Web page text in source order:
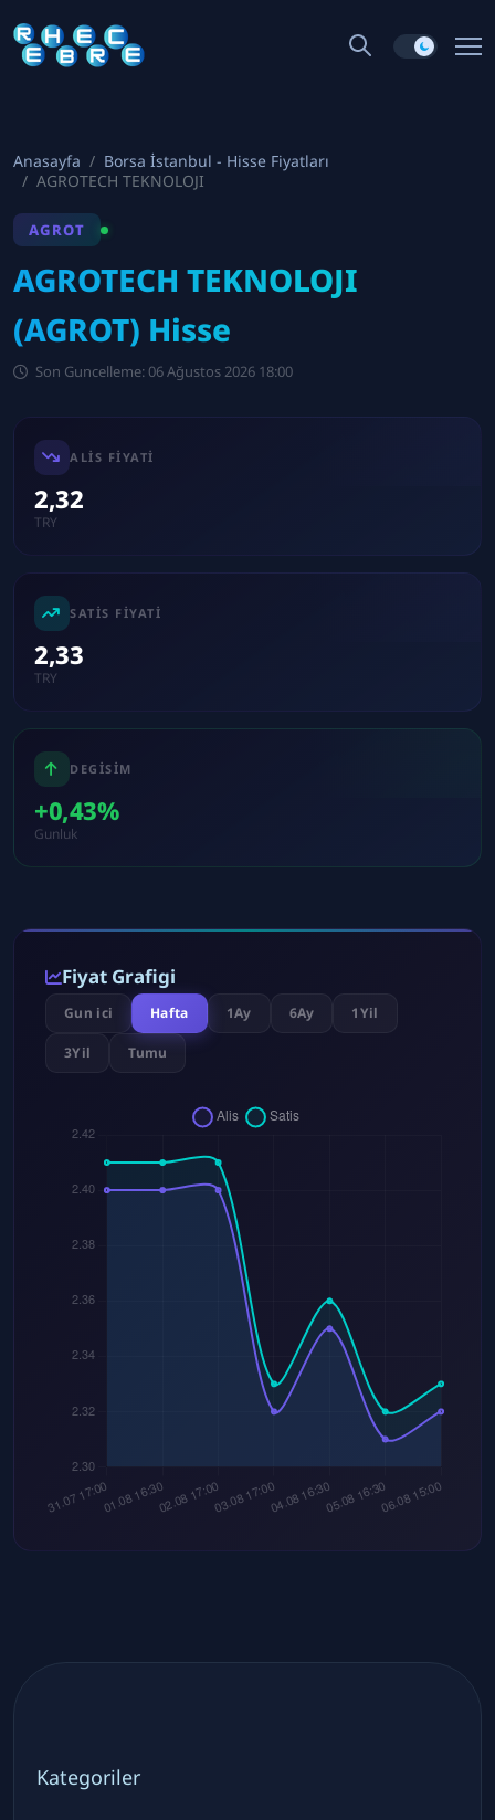
Anasayfa
Borsa İstanbul - Hisse Fiyatları
AGROTECH TEKNOLOJI
AGROT
AGROTECH TEKNOLOJI
(AGROT) Hisse
Son Guncelleme: 06 Ağustos 2026 18:00
ALIS FIYATI
2,32
TRY
SATIS FIYATI
2,33
TRY
DEGISIM
+0,43%
Gunluk
Fiyat Grafigi
Gun ici Hafta 1Ay 6Ay 1Yil
3Yil Tumu
Kategoriler